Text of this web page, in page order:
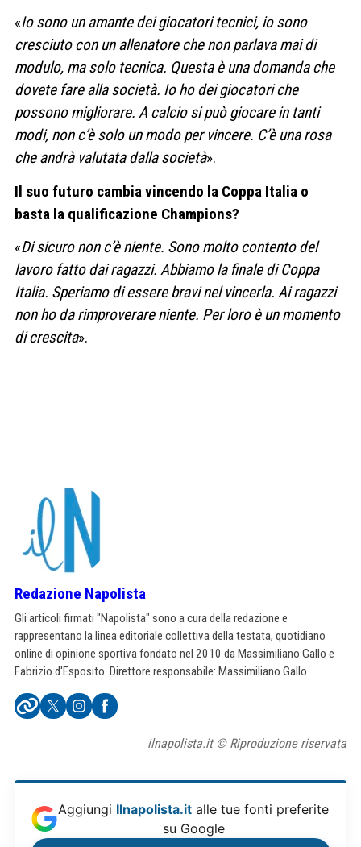
«Io sono un amante dei giocatori tecnici, io sono
cresciuto con un allenatore che non parlava mai di
modulo, ma solo tecnica. Questa è una domanda che
dovete fare alla società. Io ho dei giocatori che
possono migliorare. A calcio si può giocare in tanti
modi, non c’è solo un modo per vincere. C’è una rosa
che andrà valutata dalla società».
Il suo futuro cambia vincendo la Coppa Italia o
basta la qualificazione Champions?
«Di sicuro non c’è niente. Sono molto contento del
lavoro fatto dai ragazzi. Abbiamo la finale di Coppa
Italia. Speriamo di essere bravi nel vincerla. Ai ragazzi
non ho da rimproverare niente. Per loro è un momento
di crescita».
Redazione Napolista
Gli articoli firmati "Napolista" sono a cura della redazione e
rappresentano la linea editoriale collettiva della testata, quotidiano
online di opinione sportiva fondato nel 2010 da Massimiliano Gallo e
Fabrizio d'Esposito. Direttore responsabile: Massimiliano Gallo.
ilnapolista.it © Riproduzione riservata
Aggiungi Ilnapolista.it alle tue fonti preferite
su Google